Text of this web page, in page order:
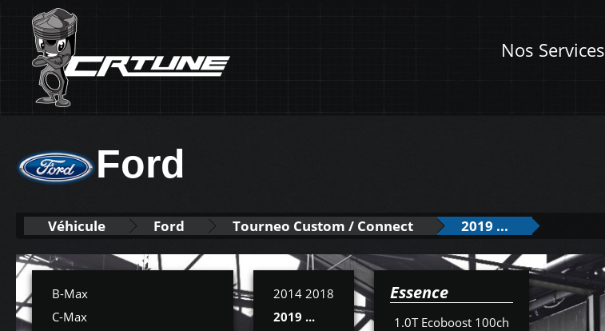
Nos Services
Ford
Véhicule Ford Tourneo Custom / Connect 2019 ...
B-Max
C-Max
2014 2018
2019 ...
Essence
1.0T Ecoboost 100ch